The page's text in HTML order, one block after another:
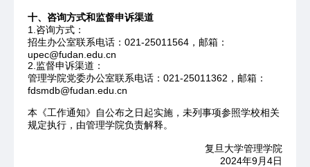
十、咨询方式和监督申诉渠道
1.咨询方式：
招生办公室联系电话：021-25011564，邮箱：
upec@fudan.edu.cn
2.监督申诉渠道：
管理学院党委办公室联系电话：021-25011362，邮箱：
fdsmdb@fudan.edu.cn
本《工作通知》自公布之日起实施，未列事项参照学校相关
规定执行，由管理学院负责解释。
复旦大学管理学院
2024年9月4日